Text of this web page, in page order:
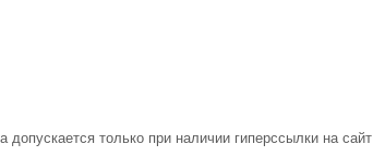
допускается только при наличии гиперссылки на сайт